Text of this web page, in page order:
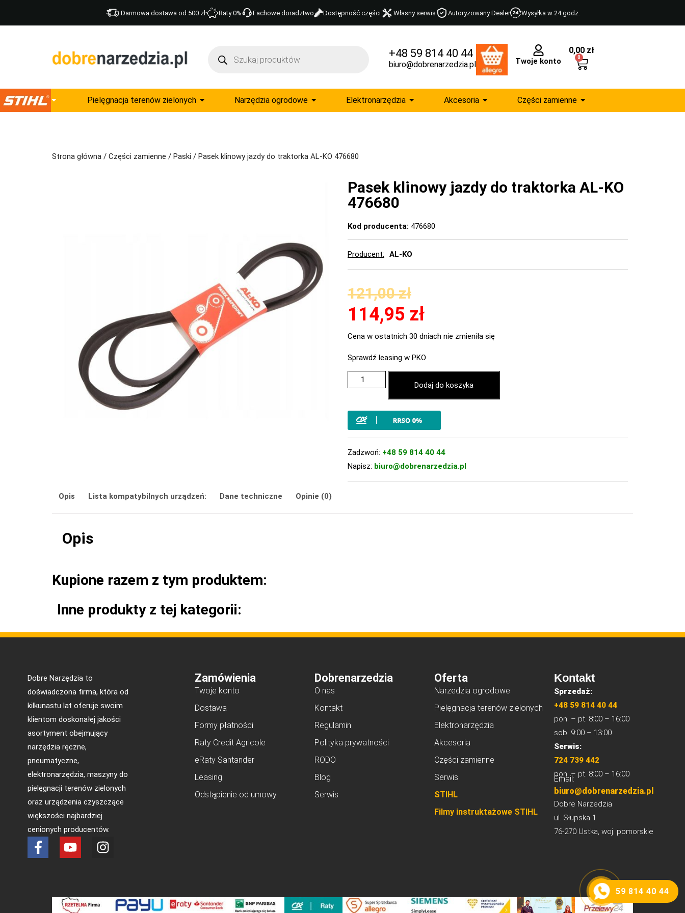
Darmowa dostawa od 500 zł Raty 0% Fachowe doradztwo Dostępność części Własny serwis Autoryzowany Dealer Wysyłka w 24 godz.
+48 59 814 40 44
biuro@dobrenarzedzia.pl Twoje konto
0,00 zł
0
Pielęgnacja terenów zielonych Narzędzia ogrodowe Elektronarzędzia Akcesoria Części zamienne
Strona główna / Części zamienne / Paski / Pasek klinowy jazdy do traktorka AL-KO 476680
Pasek klinowy jazdy do traktorka AL-KO
476680
Kod producenta: 476680
Producent AL-KO
121,00zł
114,95 zł
Cena w ostatnich 30 dniach nie zmieniła się
Sprawdź leasing w PKO
Dodaj do koszyka
Zadzwoń: +48 59 814 40 44
Napisz: biuro@dobrenarzedzia.pl
Opis Lista kompatybilnych urządzeń: Dane techniczne Opinie (0)
Opis
Kupione razem z tym produktem:
Inne produkty z tej kategorii:
Dobre Narzędzia to
doświadczona firma, która od
kilkunastu lat oferuje swoim
klientom doskonałej jakości
asortyment obejmujący
narzędzia ręczne,
pneumatyczne,
elektronarzędzia, maszyny do
pielęgnacji terenów zielonych
oraz urządzenia czyszczące
większości najbardziej
cenionych producentów.
Zamówienia
Twoje konto
Dostawa
Formy płatności
Raty Credit Agricole
eRaty Santander
Leasing
Odstąpienie od umowy
Dobrenarzedzia
O nas
Kontakt
Regulamin
Polityka prywatności
RODO
Blog
Serwis
Oferta
Narzedzia ogrodowe
Pielęgnacja terenów zielonych
Elektronarzędzia
Akcesoria
Części zamienne
Serwis
STIHL
Filmy instruktażowe STIHL
Kontakt
Sprzedaż:
+48 59 814 40 44
pon. – pt. 8:00 – 16:00
sob. 9:00 – 13:00
Serwis:
724 739 442
pon. – pt. 8:00 – 16:00
Email:
biuro@dobrenarzedzia.pl
Dobre Narzedzia
ul. Słupska 1
76-270 Ustka, woj. pomorskie
59 814 40 44